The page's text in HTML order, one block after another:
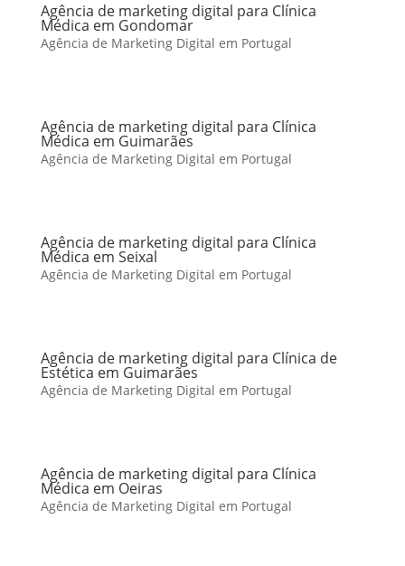
Agência de marketing digital para Clínica
Médica em Gondomar
Agência de Marketing Digital em Portugal
Agência de marketing digital para Clínica
Médica em Guimarães
Agência de Marketing Digital em Portugal
Agência de marketing digital para Clínica
Médica em Seixal
Agência de Marketing Digital em Portugal
Agência de marketing digital para Clínica de
Estética em Guimarães
Agência de Marketing Digital em Portugal
Agência de marketing digital para Clínica
Médica em Oeiras
Agência de Marketing Digital em Portugal